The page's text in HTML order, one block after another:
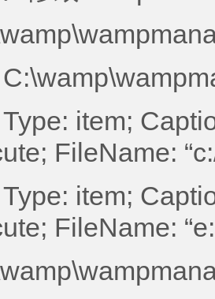
item;
FileName:
item;
FileName: